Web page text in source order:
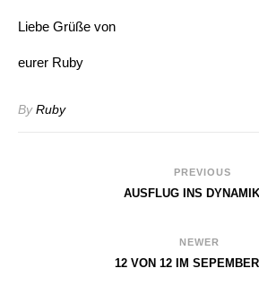
Liebe Grüße von
eurer Ruby
ByRuby
PREVIOUS
AUSFLUG INS
NEWER
12 VON 12 IM